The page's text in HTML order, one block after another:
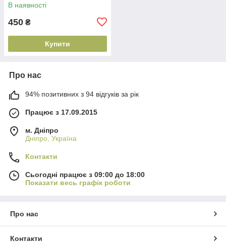
В наявності
450 ₴
Купити
Про нас
94% позитивних з 94 відгуків за рік
Працює з 17.09.2015
м. Дніпро
Дніпро, Україна
Контакти
Сьогодні працює з 09:00 до 18:00
Показати весь графік роботи
Про нас
Контакти